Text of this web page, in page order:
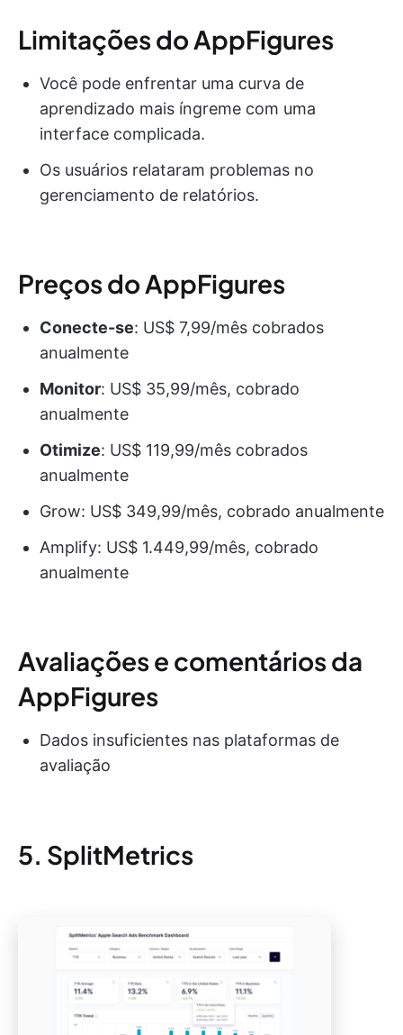
Limitações do AppFigures
Você pode enfrentar uma curva de
aprendizado mais íngreme com uma
interface complicada.
Os usuários relataram problemas no
gerenciamento de relatórios.
Preços do AppFigures
Conecte-se: US$ 7,99/mês cobrados
anualmente
Monitor: US$ 35,99/mês, cobrado
anualmente
Otimize: US$ 119,99/mês cobrados
anualmente
Grow: US$ 349,99/mês, cobrado anualmente
Amplify: US$ 1.449,99/mês, cobrado
anualmente
Avaliações e comentários da
AppFigures
Dados insuficientes nas plataformas de
avaliação
5. SplitMetrics